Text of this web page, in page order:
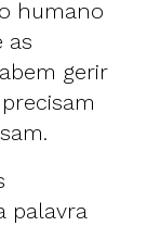
humano
as
gerir
palavra